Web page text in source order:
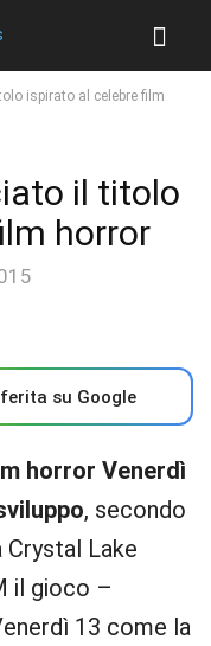
ispirato al celebre film
il titolo
horror
su Google
horror Venerdì
, secondo
Lake
il gioco –
13 come la